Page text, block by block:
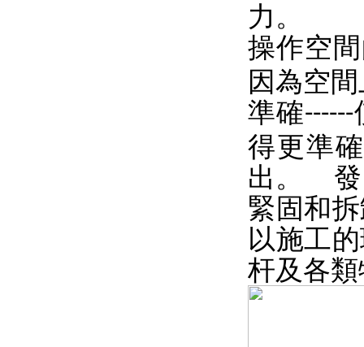
力。
操作空
因為空
準確------
得更準
出。 發
緊固和
以施工
杆及各